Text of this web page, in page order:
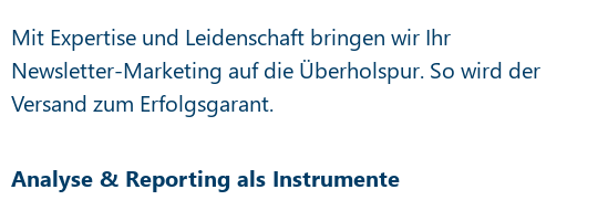
Mit Expertise und Leidenschaft bringen wir Ihr
Newsletter-Marketing auf die Überholspur. So wird der
Versand zum Erfolgsgarant.
Analyse & Reporting als Instrumente